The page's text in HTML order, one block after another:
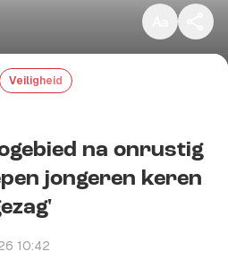
Veiligheid
na onrustig
jongeren keren
10:42